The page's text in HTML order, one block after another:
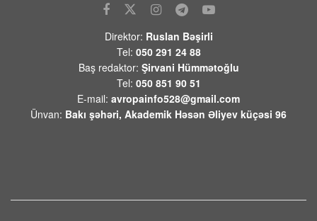
düşdü
Pasinyan -Sülhü dönməz etmək üçün
“Qarabağ ermənilərinin geri
qayıtması” kimi mövzuları davam
etdirməmək zəruridir
08 AVQUST 2026 / 10:54 11
Direktor: Ruslan Bəşirli
Tel: 050 291 24 88
Baş redaktor: Şirvani Hümmətoğlu
Tel: 050 851 90 51
E-mail: avropainfo528@gmail.com
Ünvan: Bakı şəhəri, Akademik Həsən Əliyev küçəsi 96